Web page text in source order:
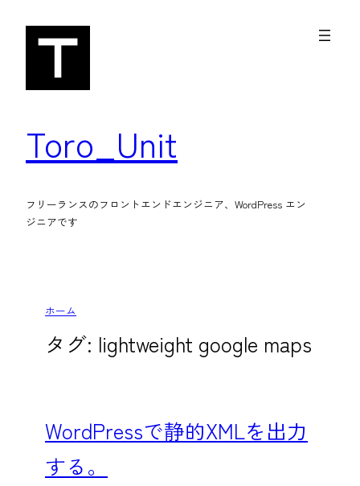
Toro_Unit
フリーランスのフロントエンドエンジニア、WordPress エン
ジニアです
ホーム
タグ: lightweight google maps
WordPressで静的XMLを出力
する。